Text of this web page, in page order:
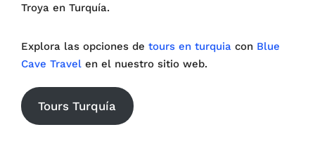
Troya en Turquía.
Explora las opciones de tours en turquia con Blue
Cave Travel en el nuestro sitio web.
Tours Turquía